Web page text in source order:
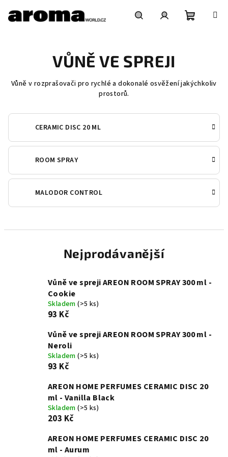
obsah
VŮNĚ VE SPREJI
Vůně v rozprašovači pro rychlé a dokonalé osvěžení jakýchkoliv
prostorů.
CERAMIC DISC 20 ML
ROOM SPRAY
MALODOR CONTROL
Nejprodávanější
Vůně ve spreji AREON ROOM SPRAY 300 ml -
Cookie
Skladem(>5 ks)
93 Kč
Vůně ve spreji AREON ROOM SPRAY 300 ml -
Neroli
Skladem(>5 ks)
93 Kč
AREON HOME PERFUMES CERAMIC DISC 20
ml - Vanilla Black
Skladem(>5 ks)
203 Kč
AREON HOME PERFUMES CERAMIC DISC 20
ml - Aurum